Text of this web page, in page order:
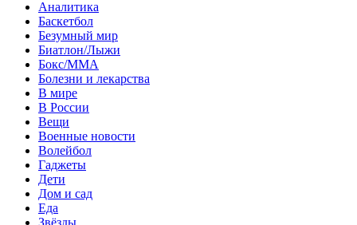
Аналитика
Баскетбол
Безумный мир
Биатлон/Лыжи
Бокс/MMA
Болезни и лекарства
В мире
В России
Вещи
Военные новости
Волейбол
Гаджеты
Дети
Дом и сад
Еда
Звёзды